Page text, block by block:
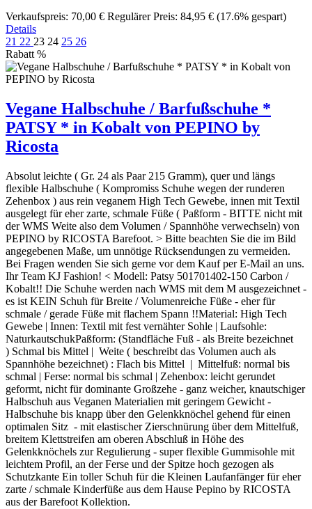
Verkaufspreis: 70,00 € Regulärer Preis: 84,95 € (17.6% gespart)
Details
21 22 23 24 25 26
Rabatt %
Vegane Halbschuhe / Barfußschuhe *
PATSY * in Kobalt von PEPINO by
Ricosta
Absolut leichte ( Gr. 24 als Paar 215 Gramm), quer und längs
flexible Halbschuhe ( Kompromiss Schuhe wegen der runderen
Zehenbox ) aus rein veganem High Tech Gewebe, innen mit Textil
ausgelegt für eher zarte, schmale Füße ( Paßform - BITTE nicht mit
der WMS Weite also dem Volumen / Spannhöhe verwechseln) von
PEPINO by RICOSTA Barefoot. > Bitte beachten Sie die im Bild
angegebenen Maße, um unnötige Rücksendungen zu vermeiden.
Bei Fragen wenden Sie sich gerne vor dem Kauf per E-Mail an uns.
Ihr Team KJ Fashion! < Modell: Patsy 501701402-150 Carbon /
Kobalt!! Die Schuhe werden nach WMS mit dem M ausgezeichnet -
es ist KEIN Schuh für Breite / Volumenreiche Füße - eher für
schmale / gerade Füße mit flachem Spann !!Material: High Tech
Gewebe | Innen: Textil mit fest vernähter Sohle | Laufsohle:
NaturkautschukPaßform: (Standfläche Fuß - als Breite bezeichnet
) Schmal bis Mittel | Weite ( beschreibt das Volumen auch als
Spannhöhe bezeichnet) : Flach bis Mittel | Mittelfuß: normal bis
schmal | Ferse: normal bis schmal | Zehenbox: leicht gerundet
geformt, nicht für dominante Großzehe - ganz weicher, knautschiger
Halbschuh aus Veganen Materialien mit geringem Gewicht -
Halbschuhe bis knapp über den Gelenkknöchel gehend für einen
optimalen Sitz - mit elastischer Zierschnürung über dem Mittelfuß,
breitem Klettstreifen am oberen Abschluß in Höhe des
Gelenkknöchels zur Regulierung - super flexible Gummisohle mit
leichtem Profil, an der Ferse und der Spitze hoch gezogen als
Schutzkante Ein toller Schuh für die Kleinen Laufanfänger für eher
zarte / schmale Kinderfüße aus dem Hause Pepino by RICOSTA
aus der Barefoot Kollektion.